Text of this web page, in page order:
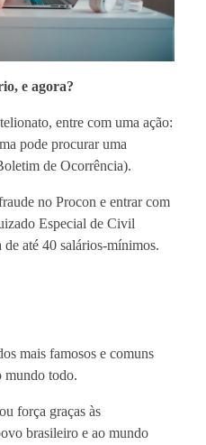
e agora?
entre com uma ação:
pode procurar uma
de Ocorrência).
no Procon e entrar com
Especial de Civil
de até 40 salários-mínimos.
mais famosos e comuns
mundo todo.
força graças às
brasileiro e ao mundo